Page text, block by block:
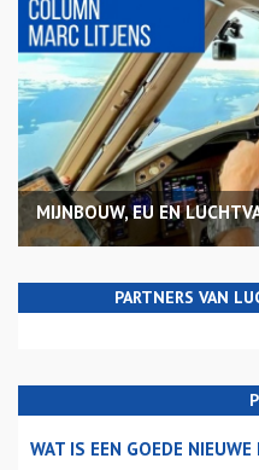
MIJNBOUW, EU EN
PARTNERS VAN
WAT IS EEN GOEDE